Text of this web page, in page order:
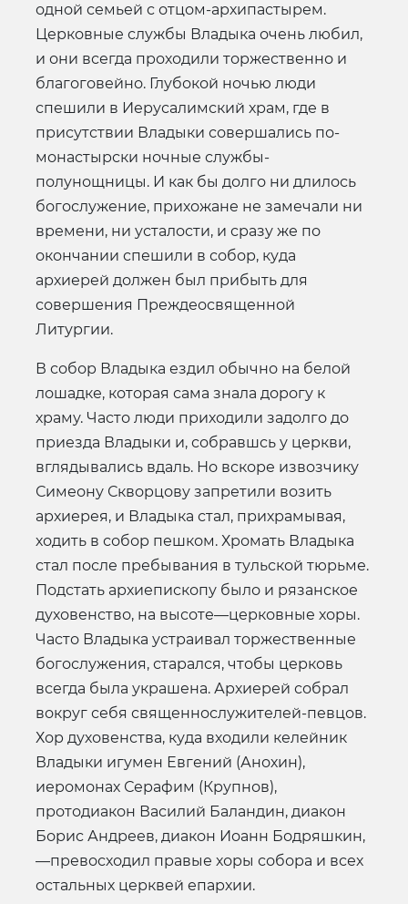
одной семьей с отцом-архипастырем.
Церковные службы Владыка очень любил,
и они всегда проходили торжественно и
благоговейно. Глубокой ночью люди
спешили в Иерусалимский храм, где в
присутствии Владыки совершались по-
монастырски ночные службы-
полунощницы. И как бы долго ни длилось
богослужение, прихожане не замечали ни
времени, ни усталости, и сразу же по
окончании спешили в собор, куда
архиерей должен был прибыть для
совершения Преждеосвященной
Литургии.
В собор Владыка ездил обычно на белой
лошадке, которая сама знала дорогу к
храму. Часто люди приходили задолго до
приезда Владыки и, собравшсь у церкви,
вглядывались вдаль. Но вскоре извозчику
Симеону Скворцову запретили возить
архиерея, и Владыка стал, прихрамывая,
ходить в собор пешком. Хромать Владыка
стал после пребывания в тульской тюрьме.
Подстать архиепископу было и рязанское
духовенство, на высоте—церковные хоры.
Часто Владыка устраивал торжественные
богослужения, старался, чтобы церковь
всегда была украшена. Архиерей собрал
вокруг себя священнослужителей-певцов.
Хор духовенства, куда входили келейник
Владыки игумен Евгений (Анохин),
иеромонах Серафим (Крупнов),
протодиакон Василий Баландин, диакон
Борис Андреев, диакон Иоанн Бодряшкин,
—превосходил правые хоры собора и всех
остальных церквей епархии.